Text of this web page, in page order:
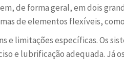
de forma geral, em dois
de elementos flexíveis,
e limitações específicas. Os
e lubrificação adequada. Já